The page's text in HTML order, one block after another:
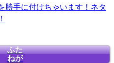
勝手に付けちゃいます！ネタ
ふた
ねが